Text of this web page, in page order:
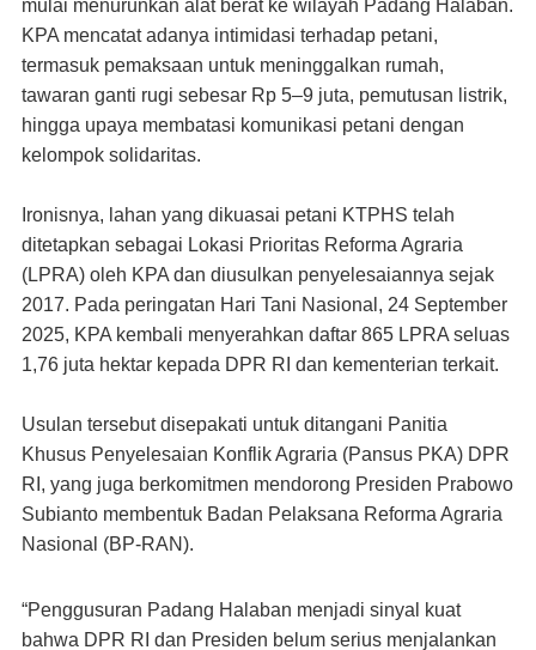
mulai menurunkan alat berat ke wilayah Padang Halaban.
KPA mencatat adanya intimidasi terhadap petani,
termasuk pemaksaan untuk meninggalkan rumah,
tawaran ganti rugi sebesar Rp 5–9 juta, pemutusan listrik,
hingga upaya membatasi komunikasi petani dengan
kelompok solidaritas.
Ironisnya, lahan yang dikuasai petani KTPHS telah
ditetapkan sebagai Lokasi Prioritas Reforma Agraria
(LPRA) oleh KPA dan diusulkan penyelesaiannya sejak
2017. Pada peringatan Hari Tani Nasional, 24 September
2025, KPA kembali menyerahkan daftar 865 LPRA seluas
1,76 juta hektar kepada DPR RI dan kementerian terkait.
Usulan tersebut disepakati untuk ditangani Panitia
Khusus Penyelesaian Konflik Agraria (Pansus PKA) DPR
RI, yang juga berkomitmen mendorong Presiden Prabowo
Subianto membentuk Badan Pelaksana Reforma Agraria
Nasional (BP-RAN).
“Penggusuran Padang Halaban menjadi sinyal kuat
bahwa DPR RI dan Presiden belum serius menjalankan